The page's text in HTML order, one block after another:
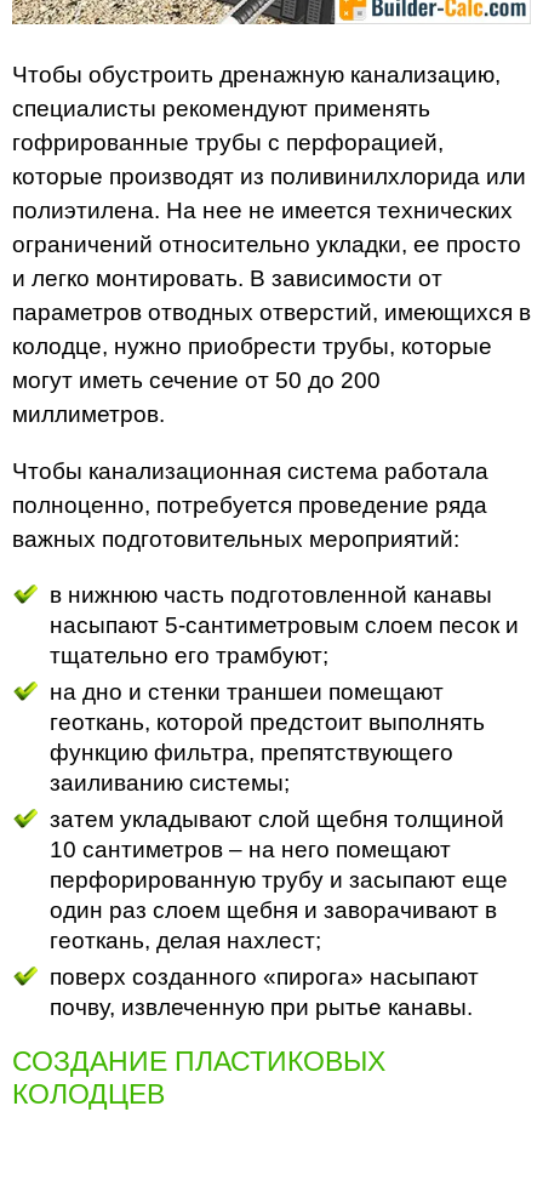
Чтобы обустроить дренажную канализацию,
специалисты рекомендуют применять
гофрированные трубы с перфорацией,
которые производят из поливинилхлорида или
полиэтилена. На нее не имеется технических
ограничений относительно укладки, ее просто
и легко монтировать. В зависимости от
параметров отводных отверстий, имеющихся в
колодце, нужно приобрести трубы, которые
могут иметь сечение от 50 до 200
миллиметров.
Чтобы канализационная система работала
полноценно, потребуется проведение ряда
важных подготовительных мероприятий:
в нижнюю часть подготовленной канавы
насыпают 5-сантиметровым слоем песок и
тщательно его трамбуют;
на дно и стенки траншеи помещают
геоткань, которой предстоит выполнять
функцию фильтра, препятствующего
заиливанию системы;
затем укладывают слой щебня толщиной
10 сантиметров – на него помещают
перфорированную трубу и засыпают еще
один раз слоем щебня и заворачивают в
геоткань, делая нахлест;
поверх созданного «пирога» насыпают
почву, извлеченную при рытье канавы.
СОЗДАНИЕ ПЛАСТИКОВЫХ
КОЛОДЦЕВ